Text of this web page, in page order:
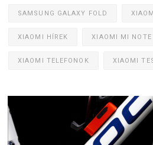
SAMSUNG GALAXY FOLD
XIAOMI HÍREK XIAOMI MI NOTE
XIAOMI TELEFONOK XIAOMI